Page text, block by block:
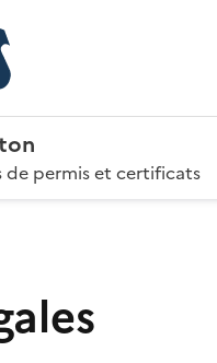
de permis et certificats